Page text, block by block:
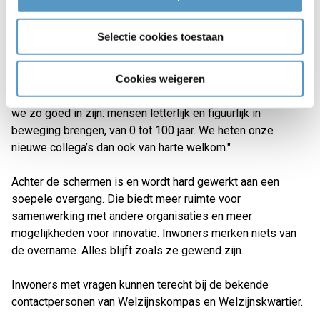
Selectie cookies toestaan
Cookies weigeren
"Welzijn, zorg en wonen zijn steeds meer met elkaar
verbonden. Dat stopt niet bij gemeentegrenzen. Door
samen te gaan, vergroten we onze slagkracht. Naar
inwoners en partners. Zo kunnen we nog beter doen waar
we zo goed in zijn: mensen letterlijk en figuurlijk in
beweging brengen, van 0 tot 100 jaar. We heten onze
nieuwe collega’s dan ook van harte welkom."
Achter de schermen is en wordt hard gewerkt aan een
soepele overgang. Die biedt meer ruimte voor
samenwerking met andere organisaties en meer
mogelijkheden voor innovatie. Inwoners merken niets van
de overname. Alles blijft zoals ze gewend zijn.
Inwoners met vragen kunnen terecht bij de bekende
contactpersonen van Welzijnskompas en Welzijnskwartier.